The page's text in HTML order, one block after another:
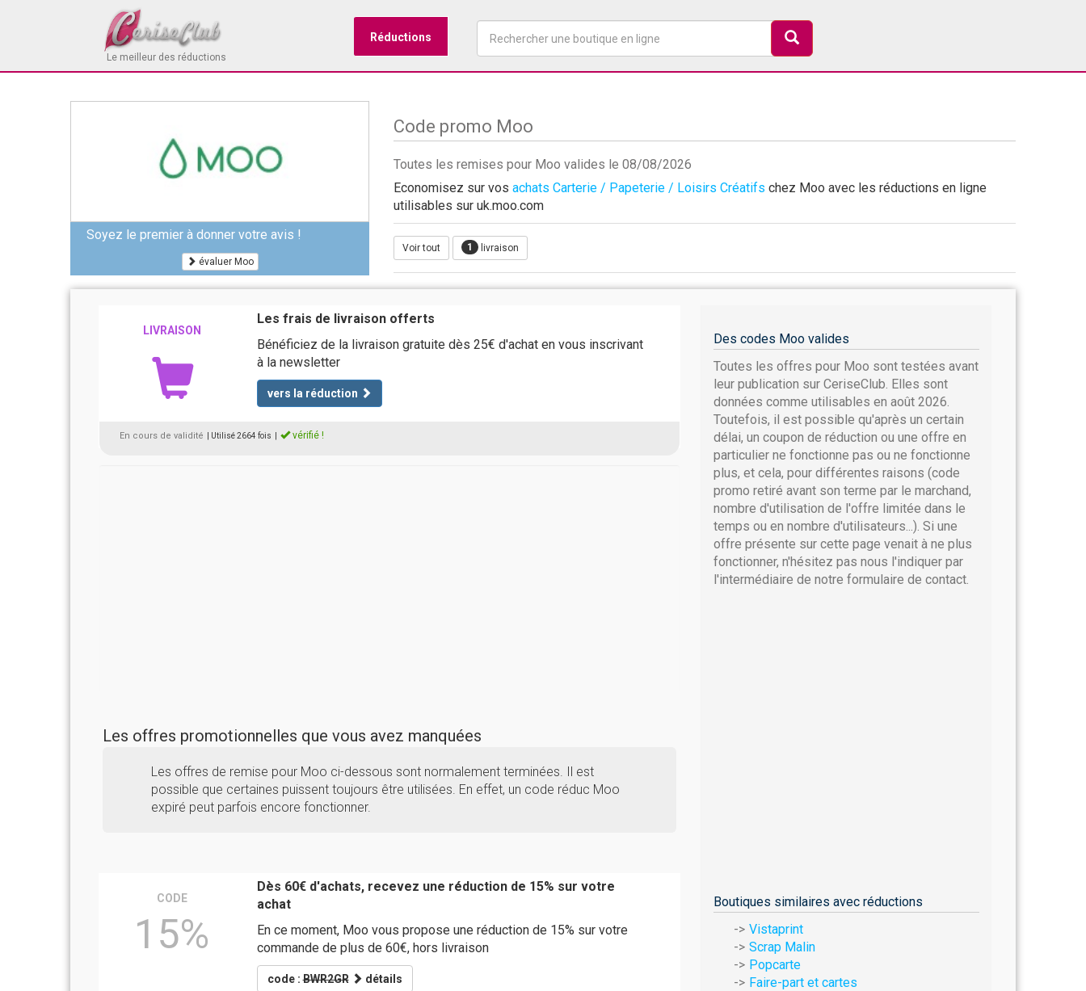
Le meilleur des réductions
Réductions
Soyez le premier à donner votre avis !
évaluer Moo
Code promo Moo
Toutes les remises pour Moo valides le 08/08/2026
Economisez sur vos achats Carterie / Papeterie / Loisirs Créatifs chez Moo avec les réductions en ligne
utilisables sur uk.moo.com
Voir tout 1 livraison
LIVRAISON
Les frais de livraison offerts
Bénéficiez de la livraison gratuite dès 25€ d'achat en vous inscrivant
à la newsletter
vers la réduction
En cours de validité | Utilisé 2664 fois vérifié !
Les offres promotionnelles que vous avez manquées
Les offres de remise pour Moo ci-dessous sont normalement terminées. Il est
possible que certaines puissent toujours être utilisées. En effet, un code réduc Moo
expiré peut parfois encore fonctionner.
CODE
15%
Dès 60€ d'achats, recevez une réduction de 15% sur votre
achat
En ce moment, Moo vous propose une réduction de 15% sur votre
commande de plus de 60€, hors livraison
code :BWR2GR détails
Des codes Moo valides
Toutes les offres pour Moo sont testées avant
leur publication sur CeriseClub. Elles sont
données comme utilisables en août 2026.
Toutefois, il est possible qu'après un certain
délai, un coupon de réduction ou une offre en
particulier ne fonctionne pas ou ne fonctionne
plus, et cela, pour différentes raisons (code
promo retiré avant son terme par le marchand,
nombre d'utilisation de l'offre limitée dans le
temps ou en nombre d'utilisateurs...). Si une
offre présente sur cette page venait à ne plus
fonctionner, n'hésitez pas nous l'indiquer par
l'intermédiaire de notre formulaire de contact.
Boutiques similaires avec réductions
Vistaprint
Scrap Malin
Popcarte
Faire-part et cartes